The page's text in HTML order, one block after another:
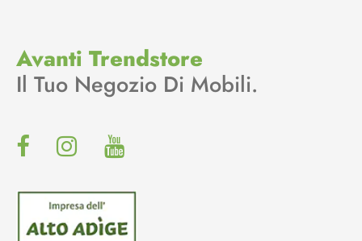
Avanti Trendstore
Il Tuo Negozio Di Mobili.